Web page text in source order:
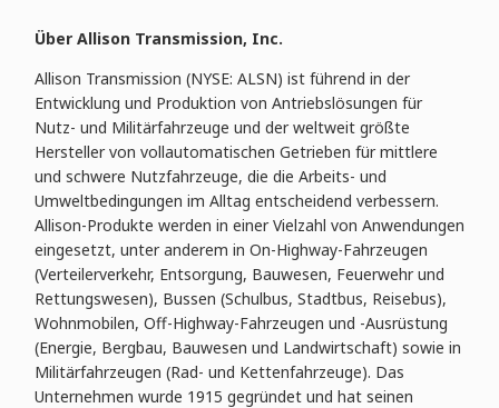
Über Allison Transmission, Inc.
Allison Transmission (NYSE: ALSN) ist führend in der
Entwicklung und Produktion von Antriebslösungen für
Nutz- und Militärfahrzeuge und der weltweit größte
Hersteller von vollautomatischen Getrieben für mittlere
und schwere Nutzfahrzeuge, die die Arbeits- und
Umweltbedingungen im Alltag entscheidend verbessern.
Allison-Produkte werden in einer Vielzahl von Anwendungen
eingesetzt, unter anderem in On-Highway-Fahrzeugen
(Verteilerverkehr, Entsor­gung, Bauwesen, Feuerwehr und
Rettungswesen), Bussen (Schulbus, Stadtbus, Reisebus),
Wohn­mobilen, Off-Highway-Fahrzeugen und -Ausrüstung
(Energie, Bergbau, Bauwesen und Landwirtschaft) sowie in
Militärfahrzeugen (Rad- und Kettenfahrzeuge). Das
Unternehmen wurde 1915 gegründet und hat seinen